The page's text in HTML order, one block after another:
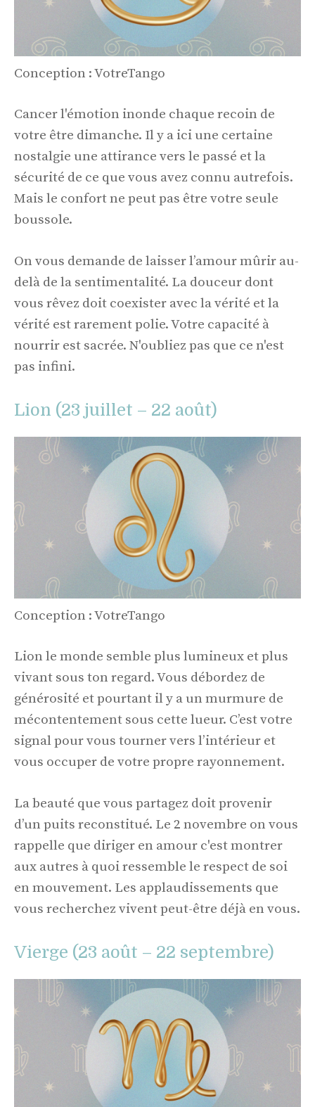
Conception : VotreTango
Cancer l'émotion inonde chaque recoin de
votre être dimanche. Il y a ici une certaine
nostalgie une attirance vers le passé et la
sécurité de ce que vous avez connu autrefois.
Mais le confort ne peut pas être votre seule
boussole.
On vous demande de laisser l’amour mûrir au-
delà de la sentimentalité. La douceur dont
vous rêvez doit coexister avec la vérité et la
vérité est rarement polie. Votre capacité à
nourrir est sacrée. N'oubliez pas que ce n'est
pas infini.
Lion (23 juillet – 22 août)
Conception : VotreTango
Lion le monde semble plus lumineux et plus
vivant sous ton regard. Vous débordez de
générosité et pourtant il y a un murmure de
mécontentement sous cette lueur. C’est votre
signal pour vous tourner vers l’intérieur et
vous occuper de votre propre rayonnement.
La beauté que vous partagez doit provenir
d’un puits reconstitué. Le 2 novembre on vous
rappelle que diriger en amour c'est montrer
aux autres à quoi ressemble le respect de soi
en mouvement. Les applaudissements que
vous recherchez vivent peut-être déjà en vous.
Vierge (23 août – 22 septembre)